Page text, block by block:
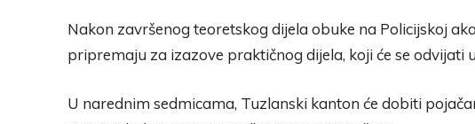
Nakon završenog teoretskog dijela obuke na Policijskoj
pripremaju za izazove praktičnog dijela, koji će se odvijati
U narednim sedmicama, Tuzlanski kanton će dobiti